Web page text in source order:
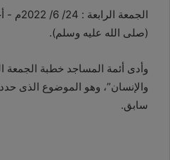
الجمعة
(صلى الله عليه وسلم).
وأدى أئمة المساجد خطبة الجمعة
والإنسان”، وهو الموضوع الذى
سابق.